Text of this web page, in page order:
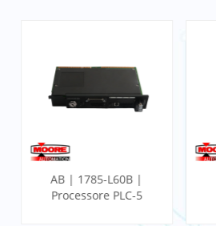
AB | 1785-L60B |
Processore PLC-5